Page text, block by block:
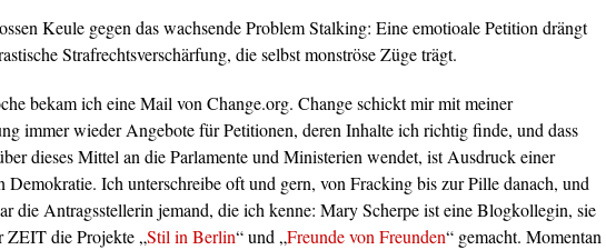
Keule gegen das wachsende Problem Stalking: Eine emotioale Petition drängt
Strafrechtsverschärfung, die selbst monströse Züge trägt.
bekam ich eine Mail von Change.org. Change schickt mir mit meiner
immer wieder Angebote für Petitionen, deren Inhalte ich richtig finde, und dass
dieses Mittel an die Parlamente und Ministerien wendet, ist Ausdruck einer
Demokratie. Ich unterschreibe oft und gern, von Fracking bis zur Pille danach, und
die Antragsstellerin jemand, die ich kenne: Mary Scherpe ist eine Blogkollegin, sie
ZEIT die Projekte „Stil in Berlin“ und „Freunde von Freunden“ gemacht. Momentan